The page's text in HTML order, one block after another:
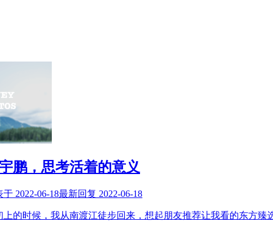
鹏，思考活着的意义
于 2022-06-18最新回复 2022-06-18
上的时候，我从南渡江徒步回来，想起朋友推荐让我看的东方臻